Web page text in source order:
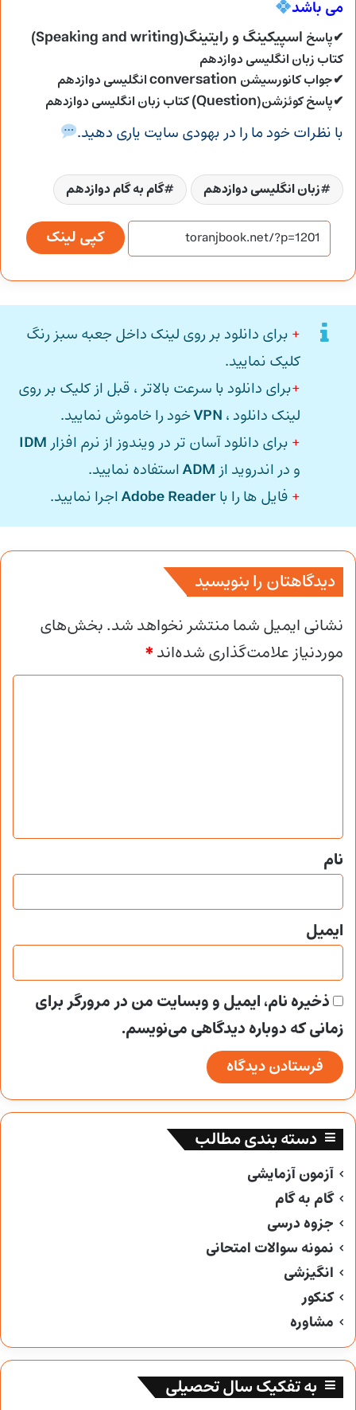
می باشد
✔پاسخ اسپیکینگ و رایتینگ(Speaking and writing)
کتاب زبان انگلیسی دوازدهم
✔جواب کانورسیشن
انگلیسی دوازدهم
✔پاسخ کوئزشن(Question) کتاب زبان انگلیسی دوازدهم
با نظرات خود ما را در بهودی سایت یاری دهید.
زبان انگلیسی دوازدهم گام به گام دوازدهم
کپی لینک
+ برای دانلود بر روی لینک داخل جعبه سبز رنگ
کلیک نمایید.
+برای دانلود با سرعت بالاتر ، قبل از کلیک بر روی
لینک دانلود ، VPNخود را خاموش نمایید.
+ برای دانلود آسان تر در ویندوز از نرم افزار IDM
و در اندروید از ADMاستفاده نمایید.
+ فایل ها را باAdobe Readerاجرا نمایید.
دیدگاهتان را بنویسید
نشانی ایمیل شما منتشر نخواهد شد.بخش‌های
موردنیاز علامت‌گذاری شده‌اند*
*
نام
ایمیل
ذخیره نام، ایمیل و وبسایت من در مرورگر برای
زمانی که دوباره دیدگاهی می‌نویسم.
دسته بندی مطالب
آزمون آزمایشی
گام به گام
جزوه درسی
نمونه سوالات امتحانی
انگیزشی
کنکور
مشاوره
به تفکیک سال تحصیلی